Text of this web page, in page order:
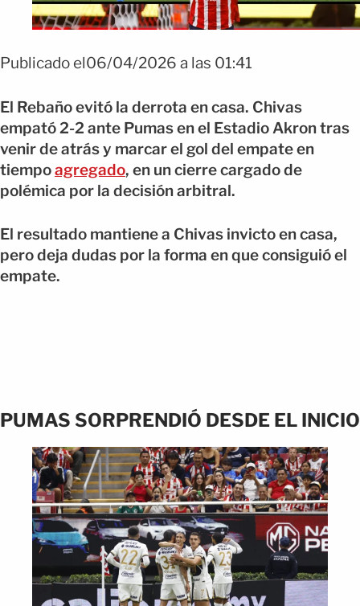
Publicado el06/04/2026 a las 01:41
El Rebaño evitó la derrota en casa. Chivas
empató 2-2 ante Pumas en el Estadio Akron tras
venir de atrás y marcar el gol del empate en
tiempoagregado, en un cierre cargado de
polémica por la decisión arbitral.
El resultado mantiene a Chivas invicto en casa,
pero deja dudas por la forma en que consiguió el
empate.
PUMAS SORPRENDIÓ DESDE EL INICIO